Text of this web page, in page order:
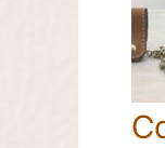
Con